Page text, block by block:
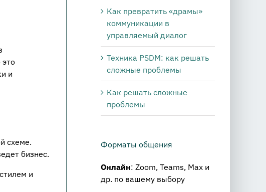
и
схеме.
бизнес.
и
Как превратить «драмы»
коммуникации в
управляемый диалог
Техника PSDM: как решать
сложные проблемы
Как решать сложные
проблемы
Форматы общения
Онлайн: Zoom, Teams, Max и
др. по вашему выбору